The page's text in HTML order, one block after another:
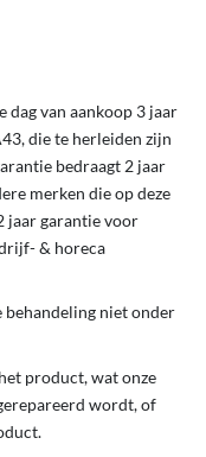
dag van aankoop 3 jaar
die te herleiden zijn
bedraagt 2 jaar
merken die op deze
jaar garantie voor
& horeca
niet onder
product, wat onze
wordt, of